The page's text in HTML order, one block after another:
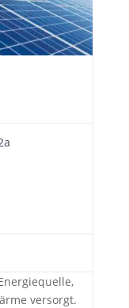
versorgt.